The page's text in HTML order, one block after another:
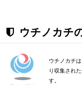
ウチノカチ
ウチノカチ
り収集され
す。